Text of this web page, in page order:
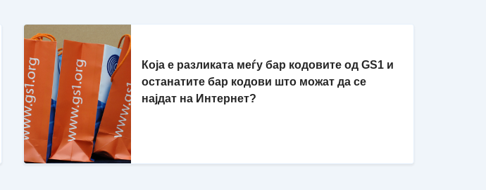
Која е разликата меѓу бар кодовите од GS1 и
останатите бар кодови што можат да се
најдат на Интернет?